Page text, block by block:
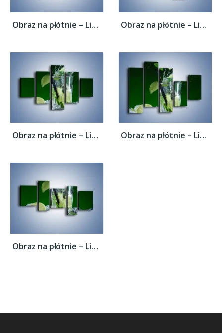
Obraz na płótnie – Limonka z lodem dla... Obraz na płótnie – Limonka z lodem dla...
Obraz na płótnie – Limonka z lodem dla... Obraz na płótnie – Limonka z lodem dla...
Obraz na płótnie – Limonka z lodem dla...